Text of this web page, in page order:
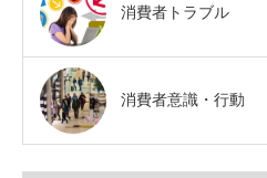
消費者トラブル
消費者意識・行動